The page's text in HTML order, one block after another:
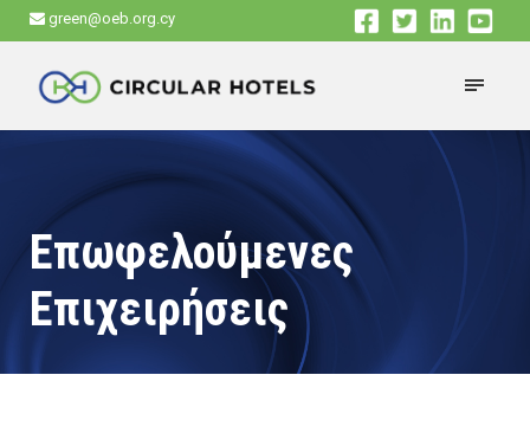
green@oeb.org.cy
Επωφελούμενες
Επιχειρήσεις